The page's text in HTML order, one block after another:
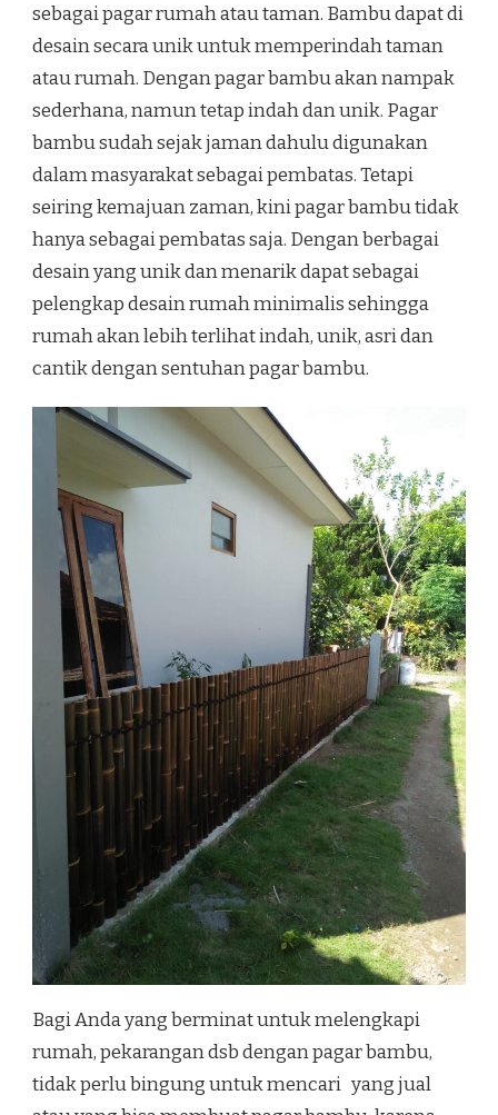
sebagai pagar rumah atau taman. Bambu dapat di
desain secara unik untuk memperindah taman
atau rumah. Dengan pagar bambu akan nampak
sederhana, namun tetap indah dan unik. Pagar
bambu sudah sejak jaman dahulu digunakan
dalam masyarakat sebagai pembatas. Tetapi
seiring kemajuan zaman, kini pagar bambu tidak
hanya sebagai pembatas saja. Dengan berbagai
desain yang unik dan menarik dapat sebagai
pelengkap desain rumah minimalis sehingga
rumah akan lebih terlihat indah, unik, asri dan
cantik dengan sentuhan pagar bambu.
Bagi Anda yang berminat untuk melengkapi
rumah, pekarangan dsb dengan pagar bambu,
tidak perlu bingung untuk mencari yang jual